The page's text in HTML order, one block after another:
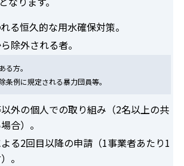
る恒久的な用水確保対策。
除外される者。
る方。
条例に規定される暴力団員等。
外の個人での取り組み（2名以上の共
合）。
る2回目以降の申請（1事業者あたり1
。